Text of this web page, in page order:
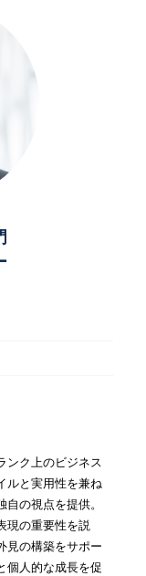
ンク上のビジネス
ルと実用性を兼ね
の視点を提供。
現の重要性を説
見の構築をサポー
個人的な成長を促